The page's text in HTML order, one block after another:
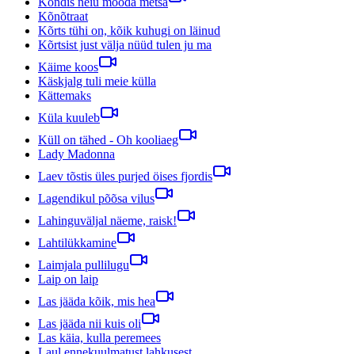
Kõnõtraat
Kõrts tühi on, kõik kuhugi on läinud
Kõrtsist just välja nüüd tulen ju ma
Käime koos
Käskjalg tuli meie külla
Kättemaks
Küla kuuleb
Küll on tähed - Oh kooliaeg
Lady Madonna
Laev tõstis üles purjed öises fjordis
Lagendikul põõsa vilus
Lahinguväljal näeme, raisk!
Lahtilükkamine
Laimjala pullilugu
Laip on laip
Las jääda kõik, mis hea
Las jääda nii kuis oli
Las käia, kulla peremees